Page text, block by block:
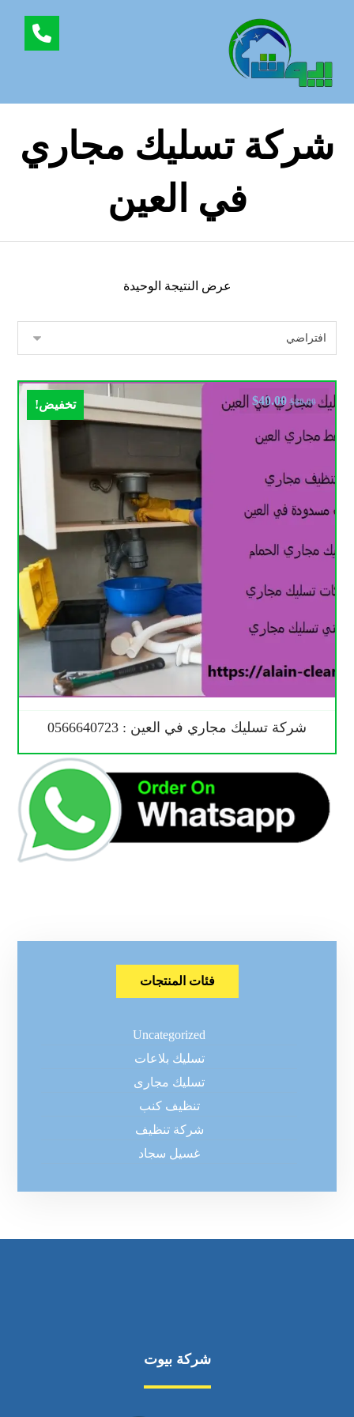
شركة تسليك مجاري
في العين
عرض النتيجة الوحيدة
تخفيض!
شركة تسليك مجاري في العين : 0566640723
$80.00
$40.00
فئات المنتجات
Uncategorized
تسليك بلاعات
تسليك مجارى
تنظيف كنب
شركة تنظيف
غسيل سجاد
شركة بيوت